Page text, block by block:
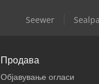
Seewer
Продава
Објавување огласи